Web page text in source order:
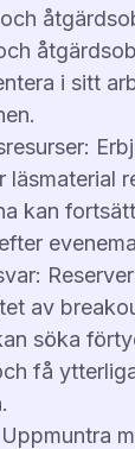
i sitt
läsmaterial
kan
av
söka
få